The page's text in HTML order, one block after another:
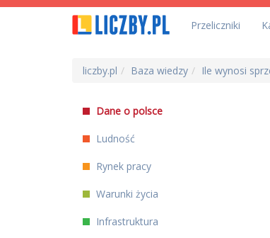
Przeliczniki
liczby.pl Baza wiedzy Ile wynosi
Dane o polsce
Ludność
Rynek pracy
Warunki życia
Infrastruktura